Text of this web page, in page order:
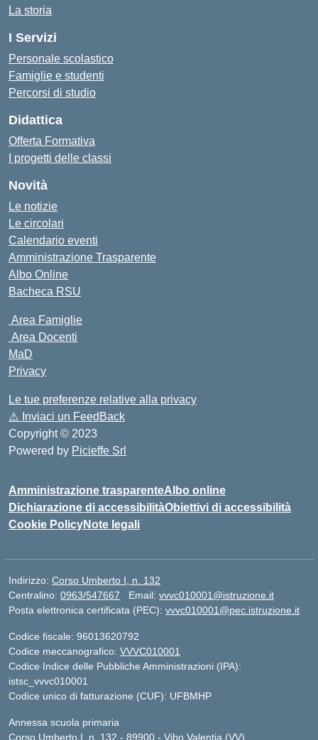
La storia
I Servizi
Personale scolastico
Famiglie e studenti
Percorsi di studio
Didattica
Offerta Formativa
I progetti delle classi
Novità
Le notizie
Le circolari
Calendario eventi
Amministrazione Trasparente
Albo Online
Bacheca RSU
Area Famiglie
Area Docenti
MaD
Privacy
Le tue preferenze relative alla privacy
⚠️ Inviaci un FeedBack
Copyright © 2023
Powered by Picieffe Srl
Amministrazione trasparenteAlbo online
Dichiarazione di accessibilitàObiettivi di accessibilità
Cookie PolicyNote legali
Indirizzo: Corso Umberto I, n. 132
Centralino: 0963/547667 Email: vvvc010001@istruzione.it
Posta elettronica certificata (PEC): vvvc010001@pec.istruzione.it
Codice fiscale: 96013620792
Codice meccanografico: VVVC010001
Codice Indice delle Pubbliche Amministrazioni (IPA):
istsc_vvvc010001
Codice unico di fatturazione (CUF): UFBMHP
Annessa scuola primaria
Corso Umberto I, n. 132 - 89900 - Vibo Valentia (VV)